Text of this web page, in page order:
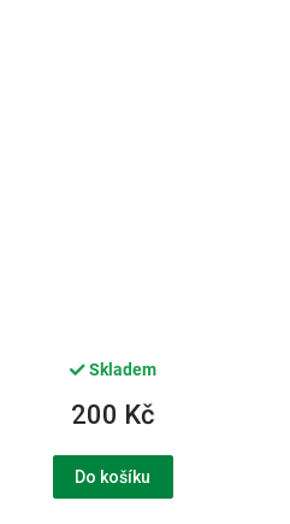
Skladem
200 Kč
Do košíku